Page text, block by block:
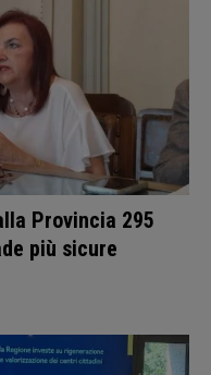
Provincia 295
più sicure